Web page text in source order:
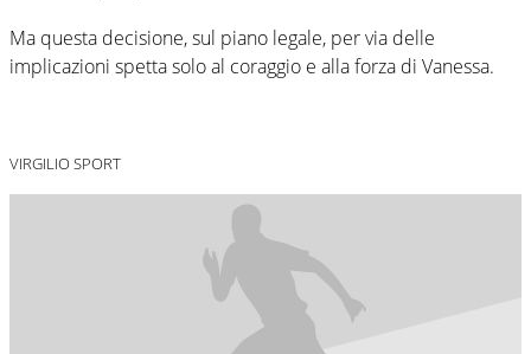
Ma questa decisione, sul piano legale, per via delle
implicazioni spetta solo al coraggio e alla forza di Vanessa.
VIRGILIO SPORT